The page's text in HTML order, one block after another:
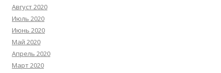
Август 2020
Июль 2020
Июнь 2020
Май 2020
Апрель 2020
Март 2020